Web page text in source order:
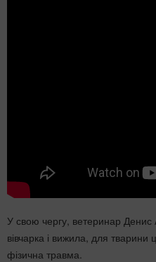
У свою чергу, ветеринар
вівчарка і вижила, для тварини
фізична травма.